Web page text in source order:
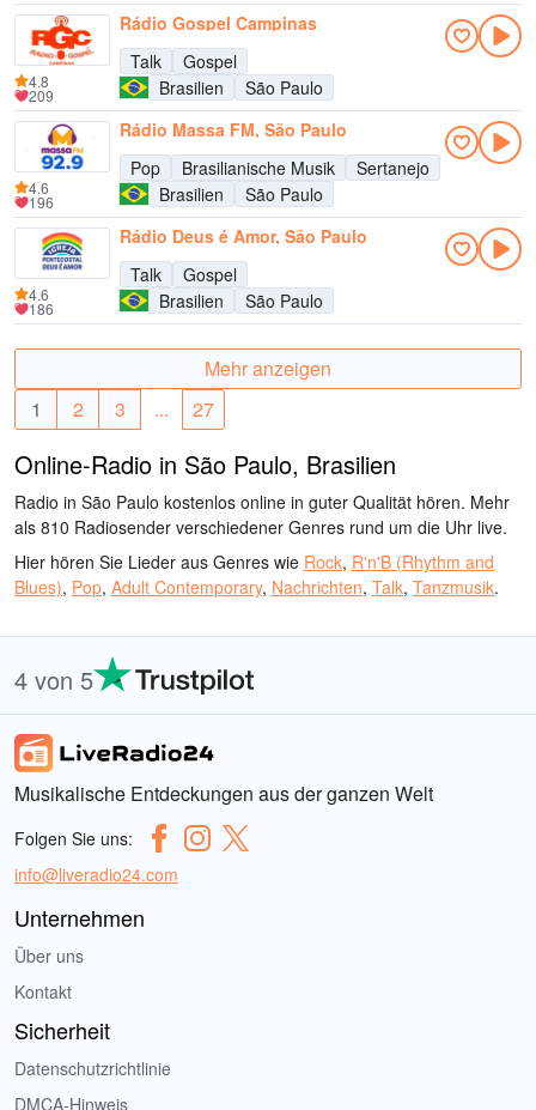
Rádio Gospel Campinas
Talk
Gospel
Brasilien
São Paulo
4.8
209
Rádio Massa FM, São Paulo
Pop
Brasilianische Musik
Sertanejo
Brasilien
São Paulo
4.6
196
Rádio Deus é Amor, São Paulo
Talk
Gospel
Brasilien
São Paulo
4.6
186
Mehr anzeigen
1
2 3 ... 27
Online-Radio in São Paulo, Brasilien
Radio in São Paulo kostenlos online in guter Qualität hören. Mehr
als 810 Radiosender verschiedener Genres rund um die Uhr live.
Hier hören Sie Lieder aus Genres wie Rock, R'n'B (Rhythm and
Blues), Pop, Adult Contemporary, Nachrichten, Talk, Tanzmusik.
4 von 5
Musikalische Entdeckungen aus der ganzen Welt
Folgen Sie uns:
info@liveradio24.com
Unternehmen
Über uns
Kontakt
Sicherheit
Datenschutzrichtlinie
DMCA-Hinweis